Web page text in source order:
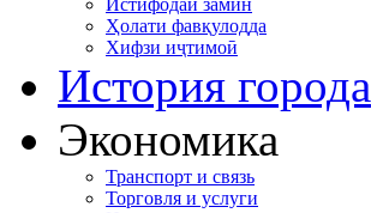
Истифодаи замин
Ҳолати фавқулодда
Хифзи иҷтимоӣ
История города
Экономика
Транспорт и связь
Торговля и услуги